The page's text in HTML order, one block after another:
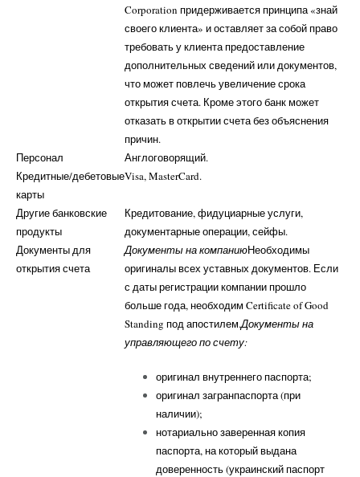
Corporation придерживается принципа «знай
своего клиента» и оставляет за собой право
требовать у клиента предоставление
дополнительных сведений или документов,
что может повлечь увеличение срока
открытия счета. Кроме этого банк может
отказать в открытии счета без объяснения
причин.
Персонал
Англоговорящий.
Кредитные/дебетовые
карты
Visa, MasterCard.
Другие банковские
продукты
Кредитование, фидуциарные услуги,
документарные операции, сейфы.
Документы для
открытия счета
Документы на компаниюНеобходимы
оригиналы всех уставных документов. Если
с даты регистрации компании прошло
больше года, необходим Certificate of Good
Standing под апостилем.Документы на
управляющего по счету:
оригинал внутреннего паспорта;
оригинал загранпаспорта (при
наличии);
нотариально заверенная копия
паспорта, на который выдана
доверенность (украинский паспорт